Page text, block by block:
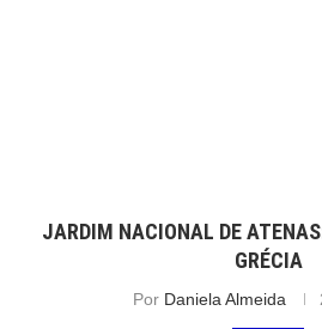
JARDIM NACIONAL DE
GRÉCIA
Por Daniela Almeida